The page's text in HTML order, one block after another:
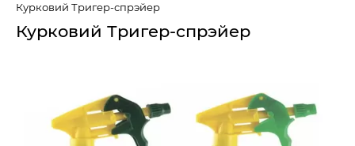
Курковий Тригер-спрэйер
Курковий Тригер-спрэйер